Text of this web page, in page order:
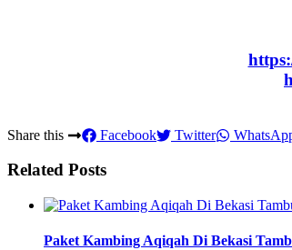
Share this Facebook Twitter
Related Posts
Paket Kambing Aqiqah Di Bekasi